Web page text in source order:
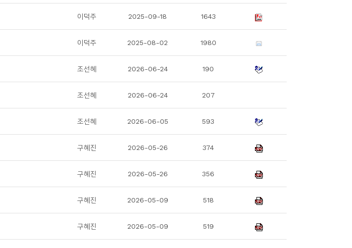
이덕주 2025-09-18 1643
이덕주 2025-08-02 1980
조선혜 2026-06-24 190
조선혜 2026-06-24 207
조선혜 2026-06-05 593
구혜진 2026-05-26 374
구혜진 2026-05-26 356
구혜진 2026-05-09 518
구혜진 2026-05-09 519